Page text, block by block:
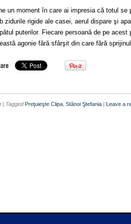
un moment în care ai impresia că totul se
zidurile rigide ale casei, aerul dispare şi
puterilor. Fiecare persoană de pe
agonie fără sfârşit din care fără
| TaggedPreţuieşte Clipa Stănoi Ştefania | Leave a